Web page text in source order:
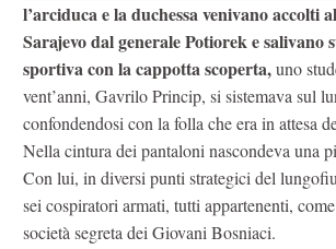
l’arciduca e la duchessa venivano accolti
Sarajevo dal generale Potiorek e salivano
sportiva con la cappotta scoperta,uno
vent’anni, Gavrilo Princip, si sistemava sul
confondendosi con la folla che era in attesa
Nella cintura dei pantaloni nascondeva una
Con lui, in diversi punti strategici del
sei cospiratori armati, tutti appartenenti,
società segreta dei Giovani Bosniaci.